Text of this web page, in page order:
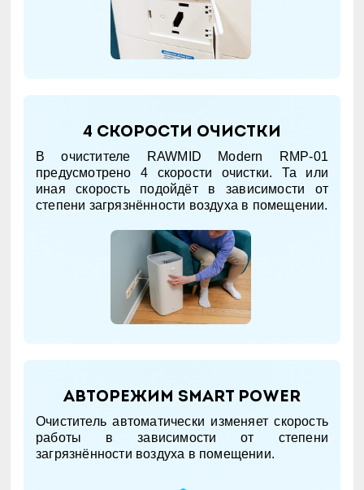
4 скорости очистки
В очистителе RAWMID Modern RMP-01
предусмотрено 4 скорости очистки. Та или
иная скорость подойдёт в зависимости от
степени загрязнённости воздуха в помещении.
Авторежим Smart Power
Очиститель автоматически изменяет скорость
работы в зависимости от степени
загрязнённости воздуха в помещении.